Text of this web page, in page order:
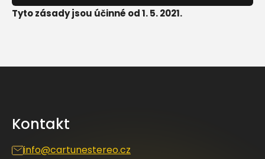
Tyto zásady jsou účinné od 1. 5. 2021.
Kontakt
info@cartunestereo.cz